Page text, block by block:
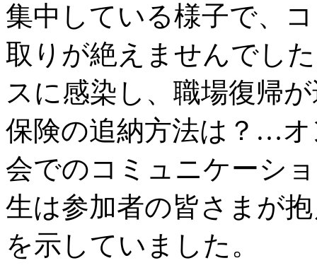
集中している様子で、
取りが絶えませんでし
スに感染し、職場復帰
保険の追納方法は？…
会でのコミュニケーシ
生は参加者の皆さまが
を示していました。